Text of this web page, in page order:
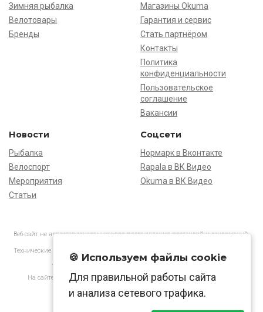
Зимняя рыбалка
Велотовары
Бренды
Магазины Okuma
Гарантия и сервис
Стать партнёром
Контакты
Политика
конфиденциальности
Пользовательское
соглашение
Вакансии
Новости
Рыбалка
Велоспорт
Мероприятия
Статьи
Соцсети
Нормарк в Вконтакте
Rapala в ВК Видео
Okuma в ВК Видео
Веб-сайт не является основанием для предъявления претензий и рекламаций,
Технические характеристики товаров могут отличаться от указанных на сайте.
АО «Нормарк» ИНН 7728172512 ОГРН 1037739603505
На сайте применяютсярекомендательные технологиив соответствии
🍪 Используем файлы cookie
Для правильной работы сайта
и анализа сетевого трафика.